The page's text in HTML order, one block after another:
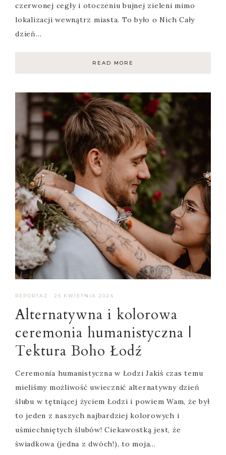
czerwonej cegły i otoczeniu bujnej zieleni mimo
lokalizacji wewnątrz miasta. To było o Nich Cały
dzień…
READ MORE
REPORTAŻ · 25 KWIETNIA 2024
Alternatywna i kolorowa
ceremonia humanistyczna |
Tektura Boho Łodź
Ceremonia humanistyczna w Łodzi Jakiś czas temu
mieliśmy możliwość uwiecznić alternatywny dzień
ślubu w tętniącej życiem Łodzi i powiem Wam, że był
to jeden z naszych najbardziej kolorowych i
uśmiechniętych ślubów! Ciekawostką jest, że
świadkowa (jedna z dwóch!), to moja…